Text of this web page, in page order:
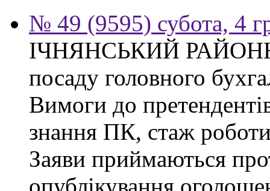
№ 49 (9595) субота, 4
ІЧНЯНСЬКИЙ
посаду головного
Вимоги до
знання ПК, стаж
Заяви приймаються
опублікування